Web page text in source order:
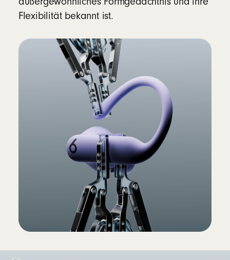
Einzelne Multifunktionstaste pro Seite
Auto Play/Pause mit optischen Sensoren
und Bewegungsmessern
Powerbeats Pro 2: komplett kabellose
Ohreinsätze aus Silikon in fünf Größen - XS,
S, M, L, XL (M ist vorinstalliert)
Kabelloses Ladecase
Kurzanleitung
Garantiekarte
(Netzadapter und USB-C Ladekabel separat
Verpackung
Flexibilität bekannt ist.